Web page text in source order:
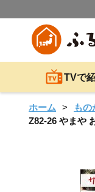
TVで
ホーム も
Z82-26 やまや